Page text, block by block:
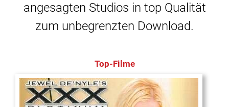
angesagten Studios in top Qualität
zum unbegrenzten Download.
Top-Filme